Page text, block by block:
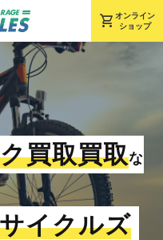
shopping_cart オンライン
ショップ
買取買取な
イクルズ